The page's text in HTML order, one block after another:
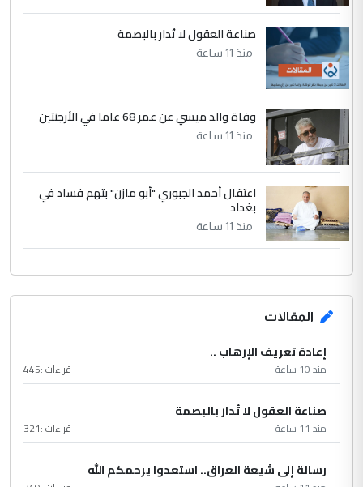
صناعة العقول لا تُدار بالبصمة
منذ 11 ساعة
وفاة والد ميسي عن عمر 68 عاما في الأرجنتين
منذ 11 ساعة
اعتقال أحمد الجبوري "أبو مازن" بتهم فساد في
بغداد
منذ 11 ساعة
المقالات
إعادة تعريف الإرهاب ..
منذ 10 ساعة قراءات :445
صناعة العقول لا تُدار بالبصمة
منذ 11 ساعة قراءات :321
رسالة إلى شيعة العراق.. استعدوا يرحمكم الله